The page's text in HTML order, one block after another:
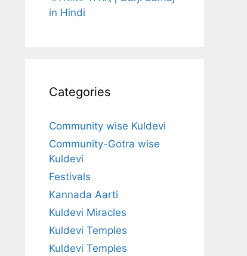
in Hindi
Categories
Community wise Kuldevi
Community-Gotra wise
Kuldevi
Festivals
Kannada Aarti
Kuldevi Miracles
Kuldevi Temples
Kuldevi Temples